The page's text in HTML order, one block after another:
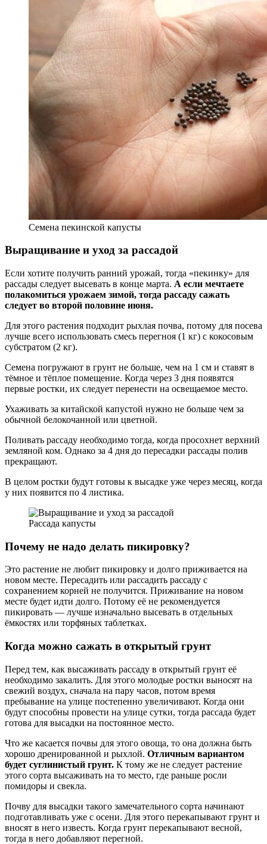
Семена пекинской капусты
Выращивание и уход за рассадой
Если хотите получить ранний урожай, тогда «пекинку» для
рассады следует высевать в конце марта. А если мечтаете
полакомиться урожаем зимой, тогда рассаду сажать
следует во второй половине июня.
Для этого растения подходит рыхлая почва, потому для посева
лучше всего использовать смесь перегноя (1 кг) с кокосовым
субстратом (2 кг).
Семена погружают в грунт не больше, чем на 1 см и ставят в
тёмное и тёплое помещение. Когда через 3 дня появятся
первые ростки, их следует перенести на освещаемое место.
Ухаживать за китайской капустой нужно не больше чем за
обычной белокочанной или цветной.
Поливать рассаду необходимо тогда, когда просохнет верхний
земляной ком. Однако за 4 дня до пересадки рассады полив
прекращают.
В целом ростки будут готовы к высадке уже через месяц, когда
у них появится по 4 листика.
Рассада капусты
Почему не надо делать пикировку?
Это растение не любит пикировку и долго приживается на
новом месте. Пересадить или рассадить рассаду с
сохранением корней не получится. Приживание на новом
месте будет идти долго. Потому её не рекомендуется
пикировать — лучше изначально высевать в отдельных
ёмкостях или торфяных таблетках.
Когда можно сажать в открытый грунт
Перед тем, как высаживать рассаду в открытый грунт её
необходимо закалить. Для этого молодые ростки выносят на
свежий воздух, сначала на пару часов, потом время
пребывание на улице постепенно увеличивают. Когда они
будут способны провести на улице сутки, тогда рассада будет
готова для высадки на постоянное место.
Что же касается почвы для этого овоща, то она должна быть
хорошо дренированной и рыхлой. Отличным вариантом
будет суглинистый грунт. К тому же не следует растение
этого сорта высаживать на то место, где раньше росли
помидоры и свекла.
Почву для высадки такого замечательного сорта начинают
подготавливать уже с осени. Для этого перекапывают грунт и
вносят в него известь. Когда грунт перекапывают весной,
тогда в него добавляют перегной.